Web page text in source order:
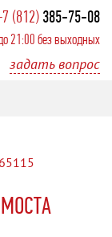
(812) 385-75-08
21:00 без выходных
задать вопрос